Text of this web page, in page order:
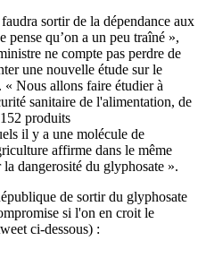
sortir de la dépendance aux
pense qu’on a un peu traîné »,
ne compte pas perdre de
une nouvelle étude sur le
Nous allons faire étudier à
sanitaire de l'alimentation, de
produits
il y a une molécule de
affirme dans le même
dangerosité du glyphosate ».
de sortir du glyphosate
si l'on en croit le
ci-dessous) :